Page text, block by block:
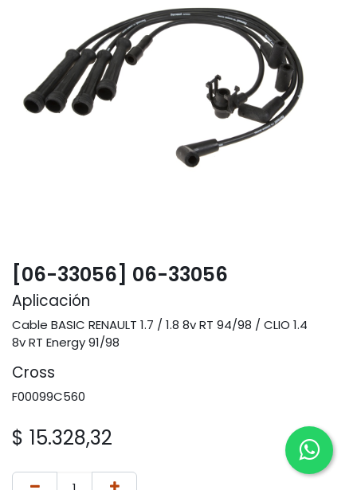
[06-33056] 06-33056
Aplicación
Cable BASIC RENAULT 1.7 / 1.8 8v RT 94/98 / CLIO 1.4
8v RT Energy 91/98
Cross
F00099C560
$ 15.328,32